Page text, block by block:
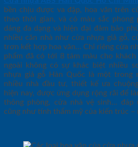
bền chịu được va đập, hoa văn trên
theo thời gian, và có màu sắc phong
dáng đa dạng và hiện đại đảm bảo
nhiều căn nhà như cửa nhựa giả gỗ,
trơn kết hợp hoa văn… Chỉ riêng cửa
phẩm đã có tới 8 tám màu cho
ngoài không có sự khác biệt nhiều
nhựa giả gỗ Hàn Quốc là một trong
nhiều nhà đầu tư, thiết kế ưa
hiện nay, được ứng dụng rộng rãi để
thông phòng, cửa nhà vệ sinh… đáp
cũng như tính thẩm mỹ của kiến trúc –